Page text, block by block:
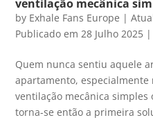
ventilação mecânica
by Exhale Fans Europe |
Publicado em 28 Julho 2025 |
Quem nunca sentiu aquele
apartamento, especialmente
ventilação mecânica
torna-se então a primeira